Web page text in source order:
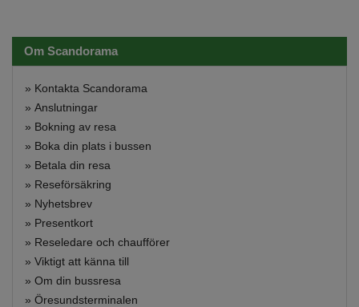
Om Scandorama
» Kontakta Scandorama
» Anslutningar
» Bokning av resa
» Boka din plats i bussen
» Betala din resa
» Reseförsäkring
» Nyhetsbrev
» Presentkort
» Reseledare och chaufförer
» Viktigt att känna till
» Om din bussresa
» Öresundsterminalen